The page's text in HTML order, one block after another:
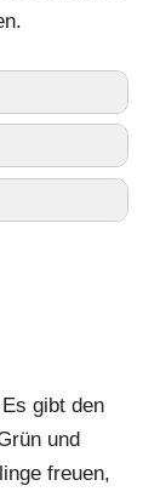
gibt den
und
freuen,